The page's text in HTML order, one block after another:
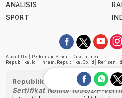
ANALISIS
SPORT
About Us Pedoman Siber
Disclaimer
Republika.id
Ihram.republika.co.id Retizen.id
Republika telah diverifikasi
Sertifikat Nomor 1058/DP-